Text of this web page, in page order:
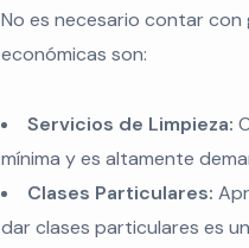
No es necesario contar con
económicas son:
Servicios de Limpieza:
mínima y es altamente
Clases Particulares:
dar clases particulares es